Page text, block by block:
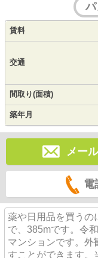
賃料
交通
間取り(面積)
築年月
メー
電
薬や日用品を買うの
で、385mです。令
マンションです。外
すことができます。